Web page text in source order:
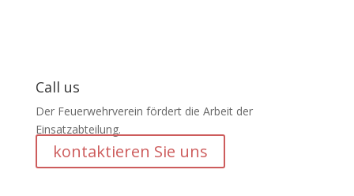
Call us
Der Feuerwehrverein fördert die Arbeit der
Einsatzabteilung.
kontaktieren Sie uns